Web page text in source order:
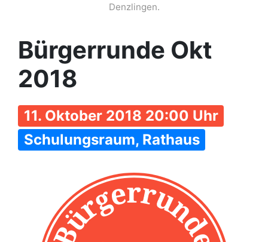
Denzlingen.
Bürgerrunde Okt
2018
11. Oktober 2018 20:00 Uhr
Schulungsraum, Rathaus